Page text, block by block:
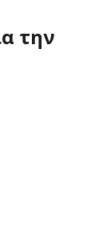
την